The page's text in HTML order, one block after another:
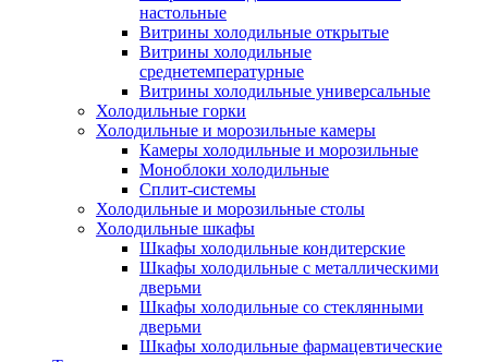
настольные
Витрины холодильные открытые
Витрины холодильные
среднетемпературные
Витрины холодильные универсальные
Холодильные горки
Холодильные и морозильные камеры
Камеры холодильные и морозильные
Моноблоки холодильные
Сплит-системы
Холодильные и морозильные столы
Холодильные шкафы
Шкафы холодильные кондитерские
Шкафы холодильные с металлическими
дверьми
Шкафы холодильные со стеклянными
дверьми
Шкафы холодильные фармацевтические